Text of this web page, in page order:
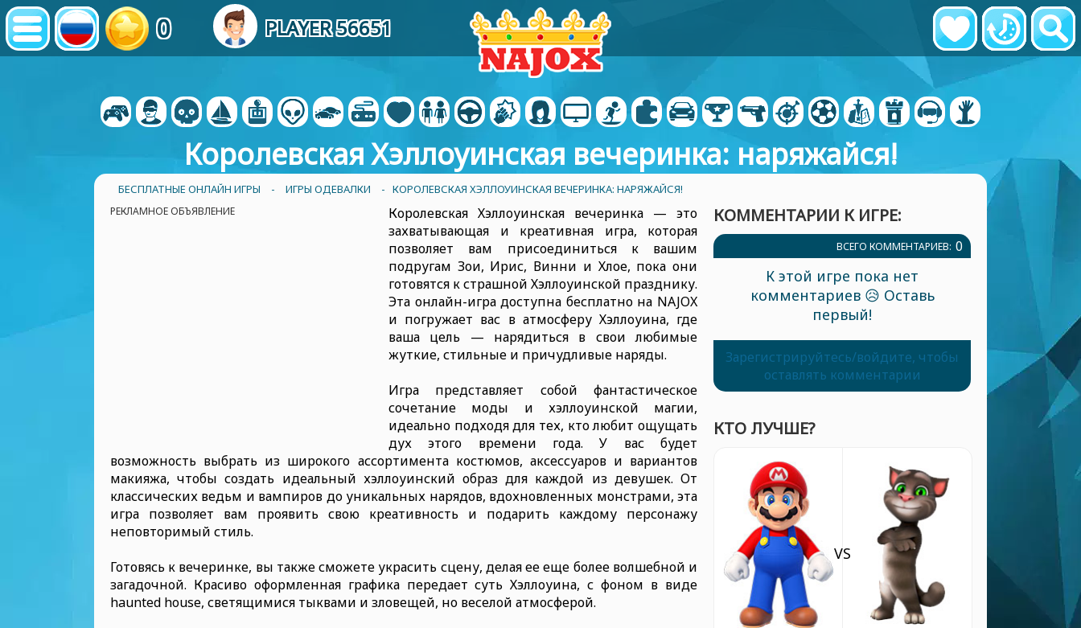
0 PLAYER 56651
Королевская Хэллоуинская вечеринка: наряжайся!
БЕСПЛАТНЫЕ ОНЛАЙН ИГРЫ - ИГРЫ ОДЕВАЛКИ - КОРОЛЕВСКАЯ ХЭЛЛОУИНСКАЯ ВЕЧЕРИНКА: НАРЯЖАЙСЯ!
РЕКЛАМНОЕ ОБЪЯВЛЕНИЕ
Королевская Хэллоуинская вечеринка — это
захватывающая и креативная игра, которая
позволяет вам присоединиться к вашим
подругам Зои, Ирис, Винни и Хлое, пока они
готовятся к страшной Хэллоуинской празднику.
Эта онлайн-игра доступна бесплатно на NAJOX
и погружает вас в атмосферу Хэллоуина, где
ваша цель — нарядиться в свои любимые
жуткие, стильные и причудливые наряды.
Игра представляет собой фантастическое
сочетание моды и хэллоуинской магии,
идеально подходя для тех, кто любит ощущать
дух этого времени года. У вас будет
возможность выбрать из широкого ассортимента костюмов, аксессуаров и вариантов
макияжа, чтобы создать идеальный хэллоуинский образ для каждой из девушек. От
классических ведьм и вампиров до уникальных нарядов, вдохновленных монстрами, эта
игра позволяет вам проявить свою креативность и подарить каждому персонажу
неповторимый стиль.
Готовясь к вечеринке, вы также сможете украсить сцену, делая ее еще более волшебной и
загадочной. Красиво оформленная графика передает суть Хэллоуина, с фоном в виде
haunted house, светящимися тыквами и зловещей, но веселой атмосферой.
КОММЕНТАРИИ К ИГРЕ:
ВСЕГО КОММЕНТАРИЕВ: 0
К этой игре пока нет
комментариев 😥 Оставь
первый!
Зарегистрируйтесь/войдите, чтобы
оставлять комментарии
КТО ЛУЧШЕ?
VS